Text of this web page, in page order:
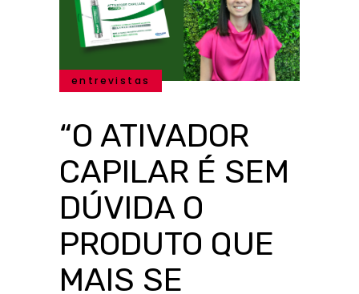
entrevistas
“O ATIVADOR
CAPILAR É SEM
DÚVIDA O
PRODUTO QUE
MAIS SE